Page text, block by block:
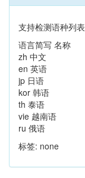
支持检测语种列表
语言简写 名称
zh 中文
en 英语
jp 日语
kor 韩语
th 泰语
vie 越南语
ru 俄语
标签: none